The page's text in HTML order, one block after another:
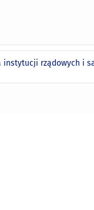
rządowych i